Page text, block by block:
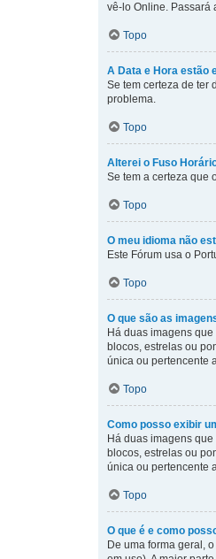
vê-lo Online. Passará
Topo
A Data e Hora estão
Se tem certeza de ter
problema.
Topo
Alterei o Fuso
Se tem a certeza que
Topo
O meu idioma não
Este Fórum usa o
Topo
O que são as
Há duas imagens
blocos, estrelas ou
única ou pertencente
Topo
Como posso exibir
Há duas imagens
blocos, estrelas ou
única ou pertencente
Topo
O que é e como
De uma forma geral,